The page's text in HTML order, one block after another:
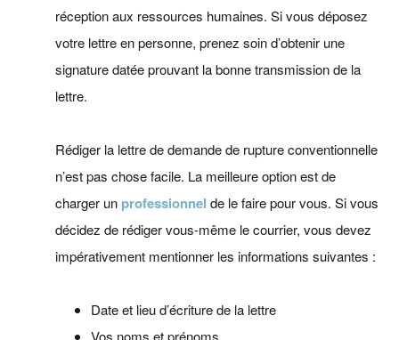
réception aux ressources humaines. Si vous déposez
votre lettre en personne, prenez soin d’obtenir une
signature datée prouvant la bonne transmission de la
lettre.
Rédiger la lettre de demande de rupture conventionnelle
n’est pas chose facile. La meilleure option est de
charger un professionnel de le faire pour vous. Si vous
décidez de rédiger vous-même le courrier, vous devez
impérativement mentionner les informations suivantes :
Date et lieu d’écriture de la lettre